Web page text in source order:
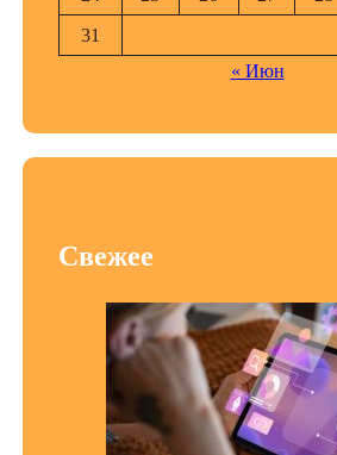
31
« Июн
Свежее